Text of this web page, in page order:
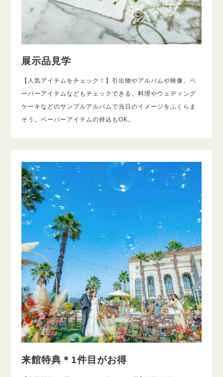
展示品見学
【人気アイテムをチェック！】引出物やアルバムや映像、ペ
ーパーアイテムなどもチェックできる。料理やウェディング
ケーキなどのサンプルアルバムで当日のイメージをふくらま
そう。ペーパーアイテムの持込もOK。
来館特典＊1件目がお得